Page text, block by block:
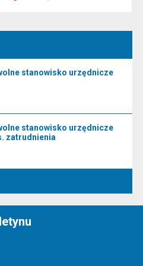
stanowisko urzędnicze
stanowisko urzędnicze
zatrudnienia